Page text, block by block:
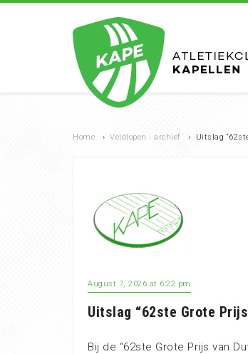
Home › Veldlopen - archief › Uitslag
August 7, 2026 at 6:22 pm
Uitslag “62ste Grote
Bij de “62ste Grote Prijs van